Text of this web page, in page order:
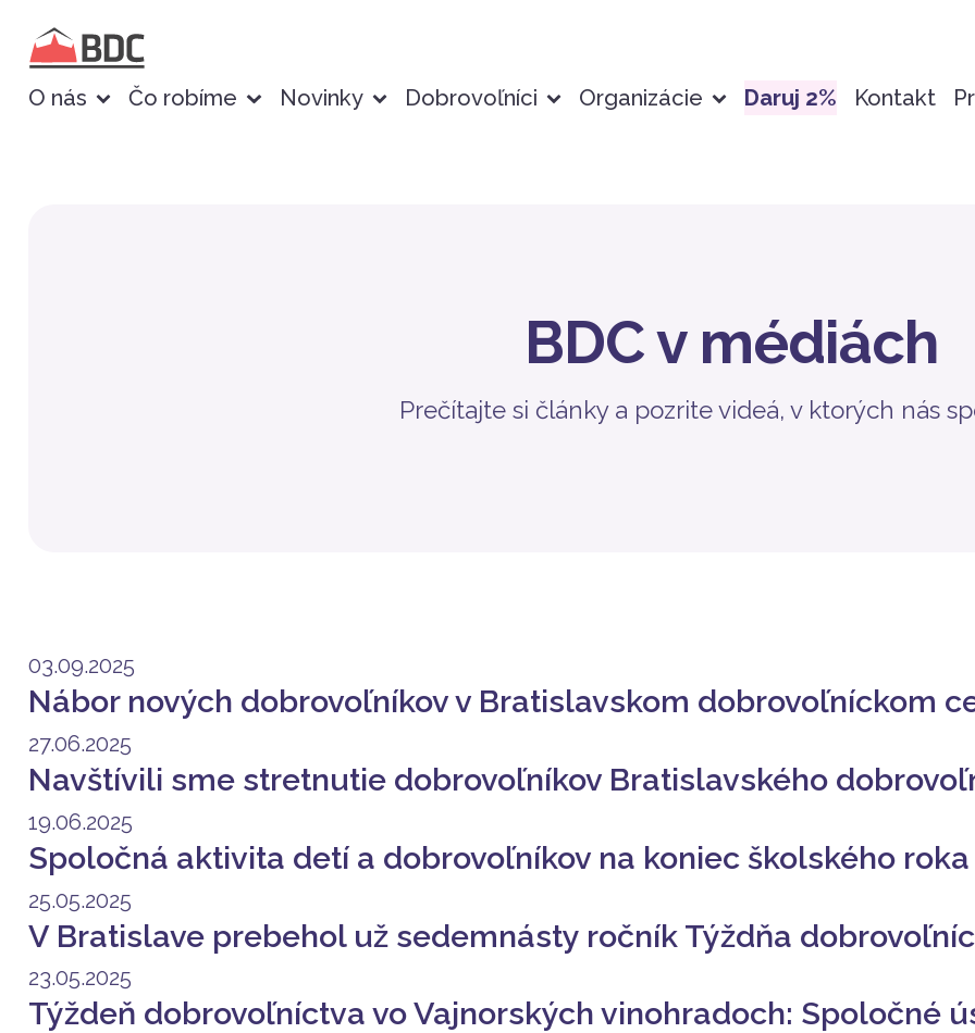
O nás Čo robíme Novinky Dobrovoľníci Organizácie Daruj 2% Kontakt
BDC v médiách
Prečítajte si články a pozrite videá, v ktorých nás
03.09.2025
Nábor nových dobrovoľníkov v Bratislavskom dobrovoľníckom
27.06.2025
Navštívili sme stretnutie dobrovoľníkov Bratislavského
19.06.2025
Spoločná aktivita detí a dobrovoľníkov na koniec školského roka
25.05.2025
V Bratislave prebehol už sedemnásty ročník Týždňa
23.05.2025
Týždeň dobrovoľníctva vo Vajnorských vinohradoch: Spoločné